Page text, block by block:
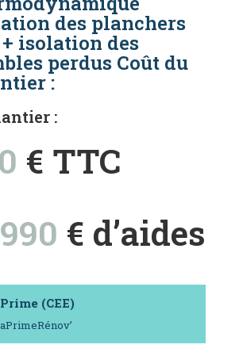
des planchers
isolation des
perdus Coût du
:
:
€ TTC
€ d’aides
(CEE)